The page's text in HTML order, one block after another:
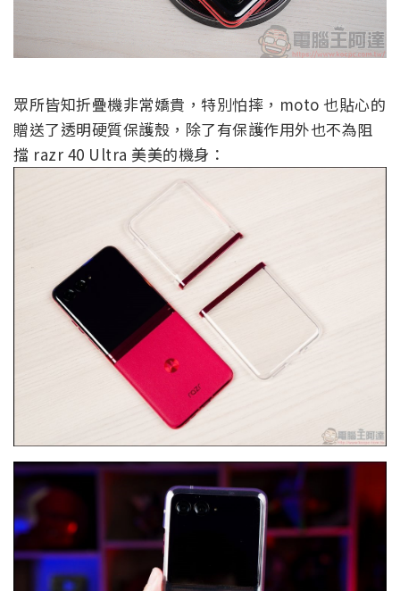
眾所皆知折疊機非常嬌貴，特別怕摔，moto 也貼心的
贈送了透明硬質保護殼，除了有保護作用外也不為阻
擋 razr 40 Ultra 美美的機身：